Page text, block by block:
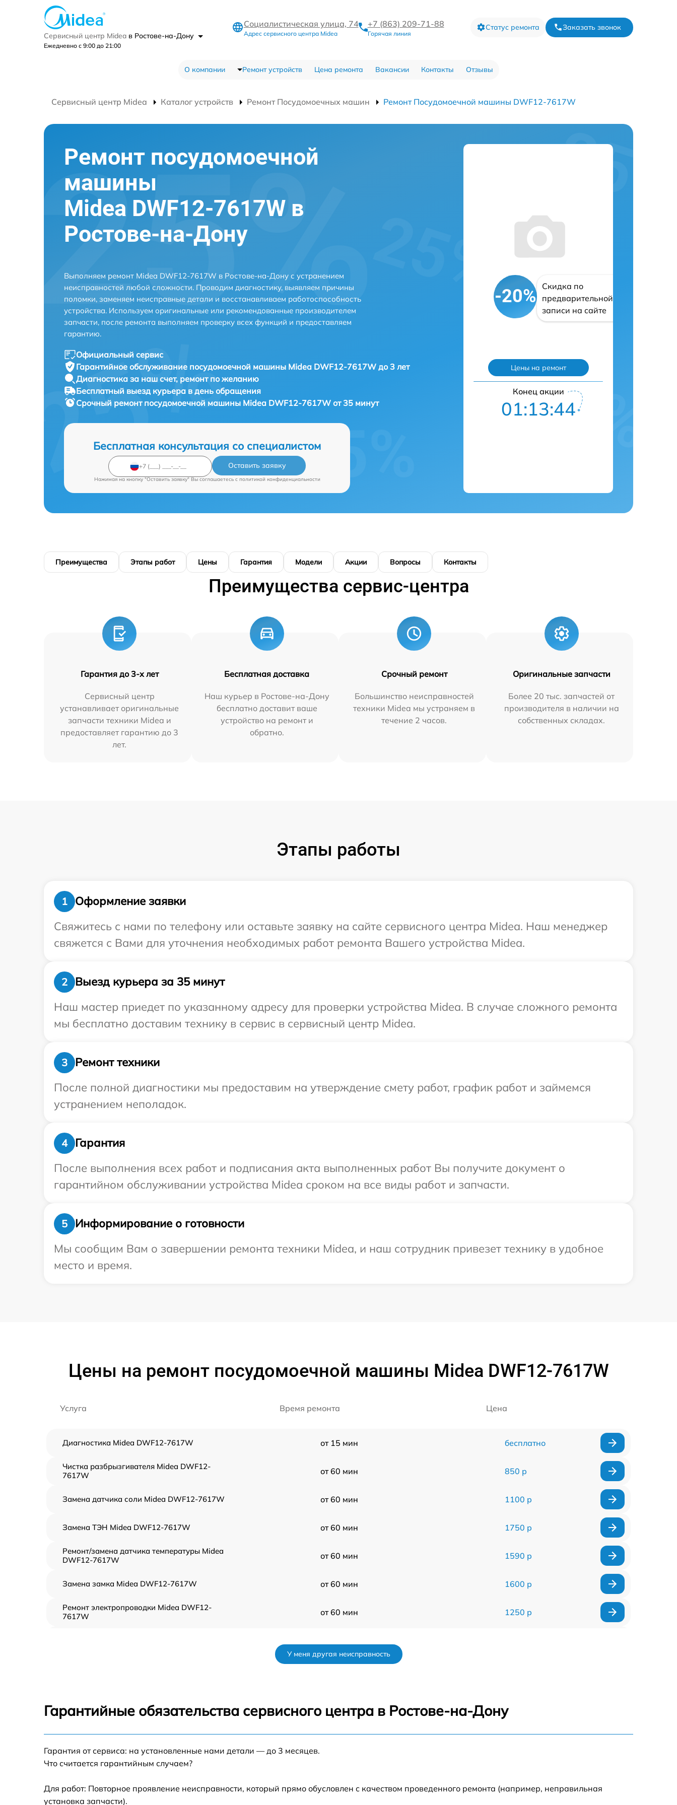
Сервисный центр Midea в Ростове-на-Дону
Ежедневно с 9:00 до 21:00
Социалистическая улица, 74
Адрес сервисного центра Midea
+7 (863) 209-71-88
Горячая линия
Статус ремонта Заказать звонок
О компании Ремонт устройств Цена ремонта Вакансии Контакты Отзывы
Сервисный центр Midea Каталог устройств Ремонт Посудомоечных машин Ремонт Посудомоечной машины DWF12-7617W
Ремонт посудомоечной
машины
Midea DWF12-7617W в
Ростове-на-Дону
Выполняем ремонт Midea DWF12-7617W в Ростове-на-Дону с устранением
неисправностей любой сложности. Проводим диагностику, выявляем причины
поломки, заменяем неисправные детали и восстанавливаем работоспособность
устройства. Используем оригинальные или рекомендованные производителем
запчасти, после ремонта выполняем проверку всех функций и предоставляем
гарантию.
Официальный сервис
Гарантийное обслуживание посудомоечной машины Midea DWF12-7617W до 3 лет
Диагностика за наш счет, ремонт по желанию
Бесплатный выезд курьера в день обращения
Срочный ремонт посудомоечной машины Midea DWF12-7617W от 35 минут
Бесплатная консультация со специалистом
Оставить заявку
Нажимая на кнопку "Оставить заявку" Вы соглашаетесь c политикой конфиденциальности
-20%
Скидка по
предварительной
записи на сайте
Цены на ремонт
Конец акции
01:13:43
Преимущества Этапы работ Цены Гарантия Модели Акции Вопросы Контакты
Преимущества сервис-центра
Гарантия до 3-х лет
Сервисный центр
устанавливает оригинальные
запчасти техники Midea и
предоставляет гарантию до 3
лет.
Бесплатная доставка
Наш курьер в Ростове-на-Дону
бесплатно доставит ваше
устройство на ремонт и
обратно.
Срочный ремонт
Большинство неисправностей
техники Midea мы устраняем в
течение 2 часов.
Оригинальные запчасти
Более 20 тыс. запчастей от
производителя в наличии на
собственных складах.
Этапы работы
1
Оформление заявки
Свяжитесь с нами по телефону или оставьте заявку на сайте сервисного центра Midea. Наш менеджер
свяжется с Вами для уточнения необходимых работ ремонта Вашего устройства Midea.
2
Выезд курьера за 35 минут
Наш мастер приедет по указанному адресу для проверки устройства Midea. В случае сложного ремонта
мы бесплатно доставим технику в сервис в сервисный центр Midea.
3
Ремонт техники
После полной диагностики мы предоставим на утверждение смету работ, график работ и займемся
устранением неполадок.
4
Гарантия
После выполнения всех работ и подписания акта выполненных работ Вы получите документ о
гарантийном обслуживании устройства Midea сроком на все виды работ и запчасти.
5
Информирование о готовности
Мы сообщим Вам о завершении ремонта техники Midea, и наш сотрудник привезет технику в удобное
место и время.
Цены на ремонт посудомоечной машины Midea DWF12-7617W
Услуга Время ремонта Цена
Диагностика Midea DWF12-7617W от 15 мин бесплатно
Чистка разбрызгивателя Midea DWF12-
7617W
от 60 мин 850 р
Замена датчика соли Midea DWF12-7617W от 60 мин 1100 р
Замена ТЭН Midea DWF12-7617W от 60 мин 1750 р
Ремонт/замена датчика температуры Midea
DWF12-7617W
от 60 мин 1590 р
Замена замка Midea DWF12-7617W от 60 мин 1600 р
Ремонт электропроводки Midea DWF12-
7617W
от 60 мин 1250 р
Замена панели управления Midea DWF12-
7617W
У меня другая неисправность
Гарантийные обязательства сервисного центра в Ростове-на-Дону
Гарантия от сервиса: на установленные нами детали — до 3 месяцев.
Что считается гарантийным случаем?
Для работ: Повторное проявление неисправности, который прямо обусловлен с качеством проведенного ремонта (например, неправильная
установка запчасти).